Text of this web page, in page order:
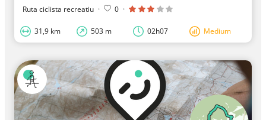
Ruta ciclista recreatiu · 0 ·
31,9 km 503 m 02h07 Medium